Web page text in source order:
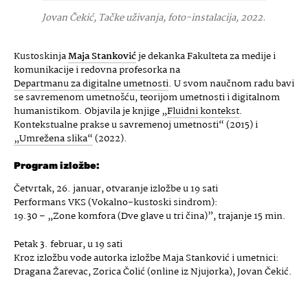
Jovan Čekić, Tačke uživanja, foto-instalacija, 2022.
KustoskinjaMaja Stankovićje dekanka Fakulteta za medije i
komunikacije i redovna profesorka na
Departmanu za digitalne umetnosti. U svom naučnom radu bavi
se savremenom umetnošću, teorijom umetnosti i digitalnom
humanistikom. Objavila je knjige „Fluidni kontekst.
Kontekstualne prakse u savremenoj umetnosti“ (2015) i
„Umrežena slika“(2022).
Program izložbe:
Četvrtak, 26. januar, otvaranje izložbe u 19 sati
Performans VKS (Vokalno-kustoski sindrom):
19.30 – „Zone komfora (Dve glave u tri čina)”, trajanje 15 min.
Petak 3. februar, u 19 sati
Kroz izložbu vode autorka izložbe Maja Stanković i umetnici:
Dragana Žarevac, Zorica Čolić (online iz Njujorka), Jovan Čekić.